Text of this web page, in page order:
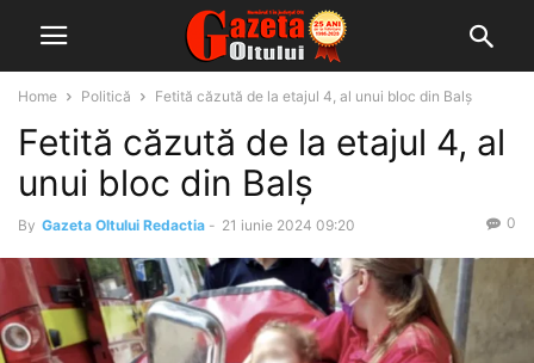
Home Politică Fetită căzută de la etajul 4, al unui bloc din Balș
Fetită căzută de la etajul 4, al
unui bloc din Balș
By Gazeta Oltului Redactia - 21 iunie 2024 09:20 0